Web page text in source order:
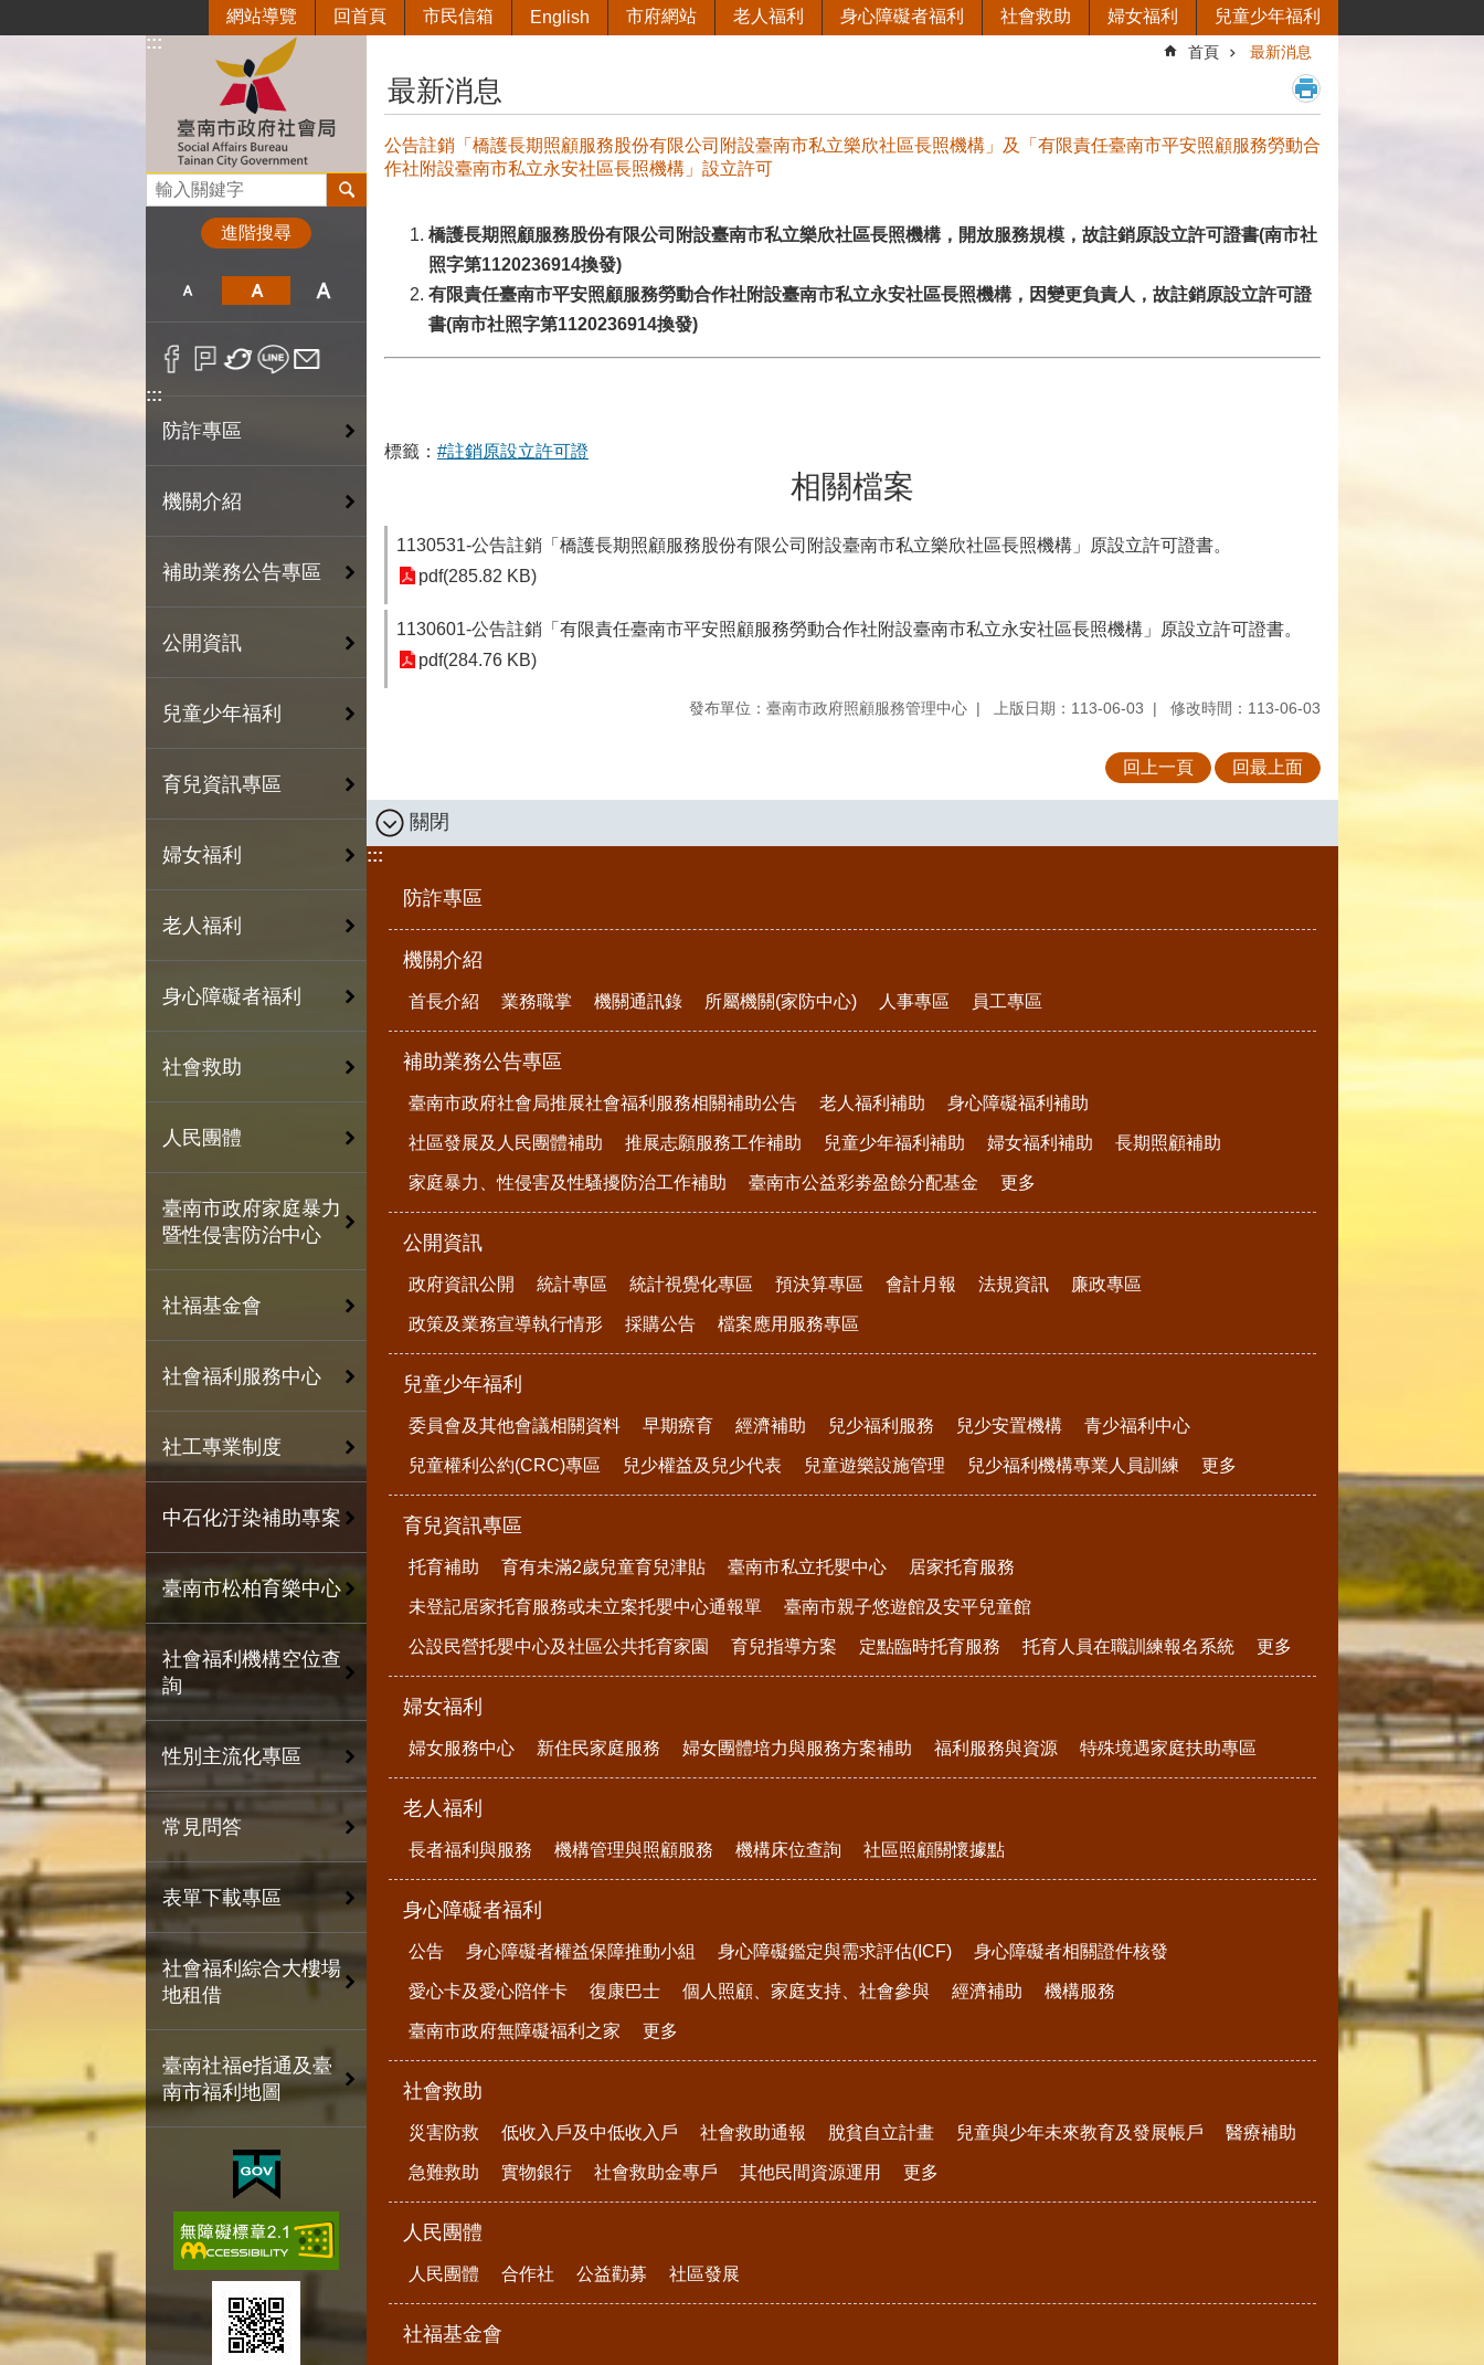
:::
網站導覽 回首頁 市民信箱 English 市府網站 老人福利 身心障礙者福利 社會救助 婦女福利 兒童少年福利
搜尋
進階搜尋
:::
防詐專區
機關介紹
補助業務公告專區
公開資訊
兒童少年福利
育兒資訊專區
婦女福利
老人福利
身心障礙者福利
社會救助
人民團體
臺南市政府家庭暴力
暨性侵害防治中心
社福基金會
社會福利服務中心
社工專業制度
中石化汙染補助專案
臺南市松柏育樂中心
社會福利機構空位查
詢
性別主流化專區
常見問答
表單下載專區
社會福利綜合大樓場
地租借
臺南社福e指通及臺
南市福利地圖
首頁 最新消息
最新消息
公告註銷「橋護長期照顧服務股份有限公司附設臺南市私立樂欣社區長照機構」及「有限責任臺南市平安照顧服務勞動合
作社附設臺南市私立永安社區長照機構」設立許可
橋護長期照顧服務股份有限公司附設臺南市私立樂欣社區長照機構，開放服務規模，故註銷原設立許可證書(南市社
照字第1120236914換發)
有限責任臺南市平安照顧服務勞動合作社附設臺南市私立永安社區長照機構，因變更負責人，故註銷原設立許可證
書(南市社照字第1120236914換發)
標籤： #註銷原設立許可證
相關檔案
1130531-公告註銷「橋護長期照顧服務股份有限公司附設臺南市私立樂欣社區長照機構」原設立許可證書。
pdf(285.82 KB)
1130601-公告註銷「有限責任臺南市平安照顧服務勞動合作社附設臺南市私立永安社區長照機構」原設立許可證書。
pdf(284.76 KB)
發布單位：臺南市政府照顧服務管理中心 上版日期：113-06-03 修改時間：113-06-03
回上一頁 回最上面
關閉
:::
防詐專區
機關介紹
首長介紹 業務職掌 機關通訊錄 所屬機關(家防中心) 人事專區 員工專區
補助業務公告專區
臺南市政府社會局推展社會福利服務相關補助公告 老人福利補助 身心障礙福利補助
社區發展及人民團體補助 推展志願服務工作補助 兒童少年福利補助 婦女福利補助 長期照顧補助
家庭暴力、性侵害及性騷擾防治工作補助 臺南市公益彩劵盈餘分配基金 更多
公開資訊
政府資訊公開 統計專區 統計視覺化專區 預決算專區 會計月報 法規資訊 廉政專區
政策及業務宣導執行情形 採購公告 檔案應用服務專區
兒童少年福利
委員會及其他會議相關資料 早期療育 經濟補助 兒少福利服務 兒少安置機構 青少福利中心
兒童權利公約(CRC)專區 兒少權益及兒少代表 兒童遊樂設施管理 兒少福利機構專業人員訓練 更多
育兒資訊專區
托育補助 育有未滿2歲兒童育兒津貼 臺南市私立托嬰中心 居家托育服務
未登記居家托育服務或未立案托嬰中心通報單 臺南市親子悠遊館及安平兒童館
公設民營托嬰中心及社區公共托育家園 育兒指導方案 定點臨時托育服務 托育人員在職訓練報名系統 更多
婦女福利
婦女服務中心 新住民家庭服務 婦女團體培力與服務方案補助 福利服務與資源 特殊境遇家庭扶助專區
老人福利
長者福利與服務 機構管理與照顧服務 機構床位查詢 社區照顧關懷據點
身心障礙者福利
公告 身心障礙者權益保障推動小組 身心障礙鑑定與需求評估(ICF) 身心障礙者相關證件核發
愛心卡及愛心陪伴卡 復康巴士 個人照顧、家庭支持、社會參與 經濟補助 機構服務
臺南市政府無障礙福利之家 更多
社會救助
災害防救 低收入戶及中低收入戶 社會救助通報 脫貧自立計畫 兒童與少年未來教育及發展帳戶 醫療補助
急難救助 實物銀行 社會救助金專戶 其他民間資源運用 更多
人民團體
人民團體 合作社 公益勸募 社區發展
社福基金會